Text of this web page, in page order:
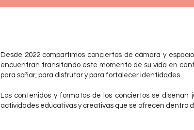
Desde 2022 compartimos conciertos de cámara y
encuentran transitando este momento de su vida en
para soñar, para disfrutar y para fortalecer identidades.
Los contenidos y formatos de los conciertos se
actividades educativas y creativas que se ofrecen dentro